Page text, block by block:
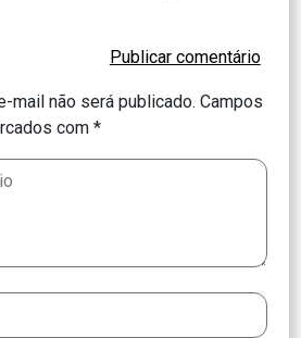
mail não será publicado. Campos
com*